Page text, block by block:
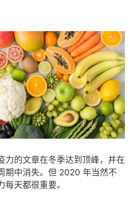
力的文章在冬季达到顶峰，并在
期中消失。但 2020 年当然不
每天都很重要。